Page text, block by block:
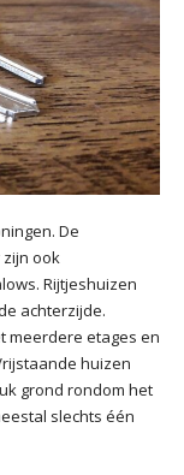
De
ook
Rijtjeshuizen
achterzijde.
meerdere etages en
huizen
grond rondom het
slechts één